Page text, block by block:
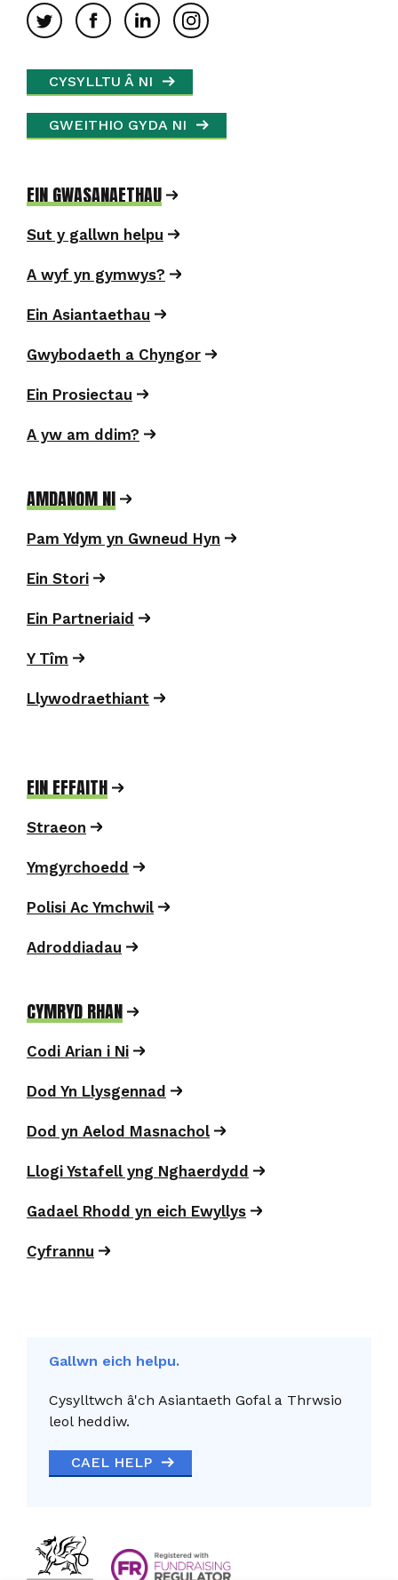
CYSYLLTU Â NI
GWEITHIO GYDA NI
EIN GWASANAETHAU
Sut y gallwn helpu
A wyf yn gymwys?
Ein Asiantaethau
Gwybodaeth a Chyngor
Ein Prosiectau
A yw am ddim?
AMDANOM NI
Pam Ydym yn Gwneud Hyn
Ein Stori
Ein Partneriaid
Y Tîm
Llywodraethiant
EIN EFFAITH
Straeon
Ymgyrchoedd
Polisi Ac Ymchwil
Adroddiadau
CYMRYD RHAN
Codi Arian i Ni
Dod Yn Llysgennad
Dod yn Aelod Masnachol
Llogi Ystafell yng Nghaerdydd
Gadael Rhodd yn eich Ewyllys
Cyfrannu
Gallwn eich helpu.
Cysylltwch â'ch Asiantaeth Gofal a Thrwsio
leol heddiw.
CAEL HELP